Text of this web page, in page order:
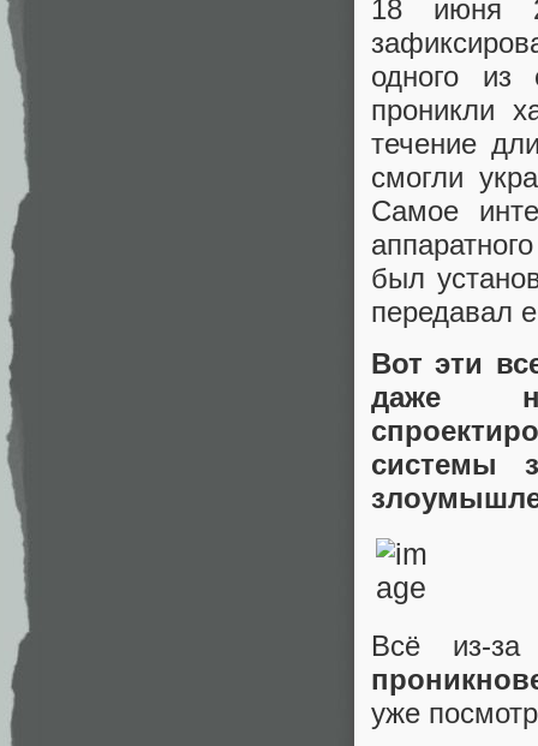
18 июня
одного из
проникли
течение
смогли
Самое
был
передавал
Вот эти
даже
системы
Всё из-
уже